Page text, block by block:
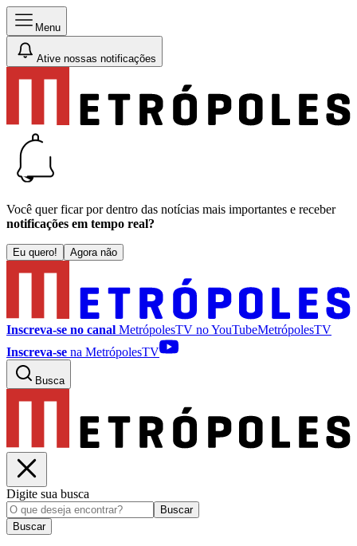
Menu
Ative nossas notificações
Você quer ficar por dentro das notícias mais importantes e receber
notificações em tempo real?
Eu quero! Agora não
Inscreva-se no canal MetrópolesTV noYouTubeMetrópolesTV
Inscreva-se na MetrópolesTV
Busca
Digite sua busca
Buscar
Buscar